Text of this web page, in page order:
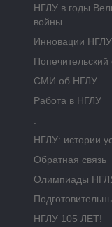
НГЛУ в годы
войны
Инновации НГЛУ
СМИ об НГЛУ
Работа в НГЛУ
НГЛУ: истории
Обратная связь
Олимпиады
НГЛУ 105 ЛЕТ!